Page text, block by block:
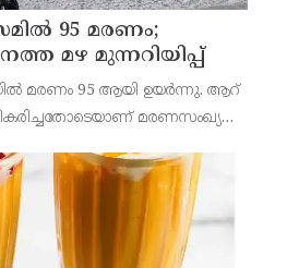
95 മരണം;
മഴ മുന്നറിയിപ്പ്
മരണം 95 ആയി ഉയര്‍ന്നു. ആറ്
മരണസംഖ്യ